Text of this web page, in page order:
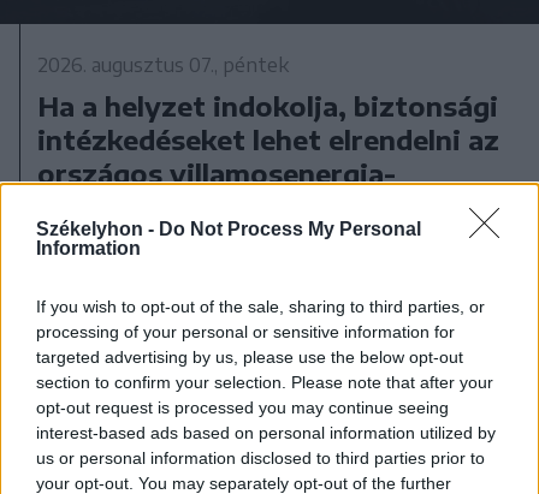
Székelyhon - Do Not Process My Personal
Information
If you wish to opt-out of the sale, sharing to third parties, or
processing of your personal or sensitive information for
targeted advertising by us, please use the below opt-out
section to confirm your selection. Please note that after your
opt-out request is processed you may continue seeing
interest-based ads based on personal information utilized by
us or personal information disclosed to third parties prior to
your opt-out. You may separately opt-out of the further
2026. augusztus 07., péntek
Ha a helyzet indokolja, biztonsági
intézkedéseket lehet elrendelni az
országos villamosenergia-